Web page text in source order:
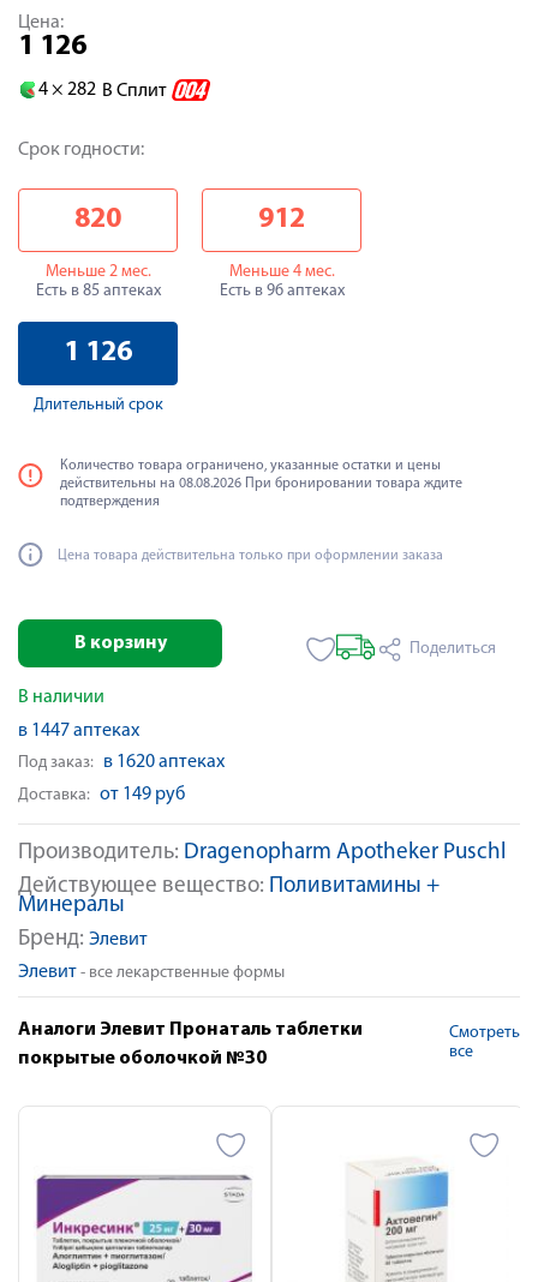
Производитель: Dragenopharm Apotheker Puschl
Действующее вещество: Поливитамины +
Минералы
Бренд: Элевит
Элевит - все лекарственные формы
Цена:
1 126
4 × 282 В Сплит
Срок годности:
820
Меньше 2 мес.
Есть в 85 аптеках
912
Меньше 4 мес.
Есть в 96 аптеках
1 126
Длительный срок
Количество товара ограничено, указанные остатки и цены
действительны на 08.08.2026 При бронировании товара ждите
подтверждения
Цена товара действительна только при оформлении заказа
В корзину Поделиться
В наличии
в 1447 аптеках
Под заказ: в 1620 аптеках
Доставка: от 149 руб
Аналоги Элевит Пронаталь таблетки
покрытые оболочкой №30
Смотреть
все